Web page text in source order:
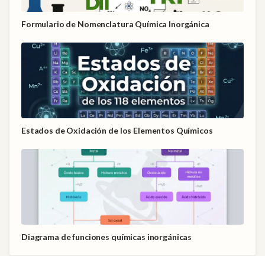
Formulario de Nomenclatura Química Inorgánica
Estados de Oxidación de los Elementos Químicos
Diagrama de funciones químicas inorgánicas